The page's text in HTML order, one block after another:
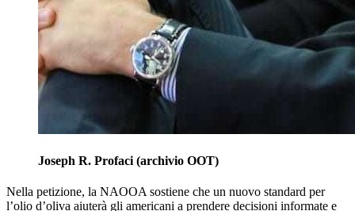
Joseph R. Profaci (archivio OOT)
Nella petizione, la NAOOA sostiene che un nuovo standard per
l’olio d’oliva aiuterà gli americani a prendere decisioni informate e